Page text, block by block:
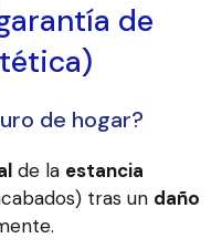
de
de hogar?
de la estancia
tras un daño